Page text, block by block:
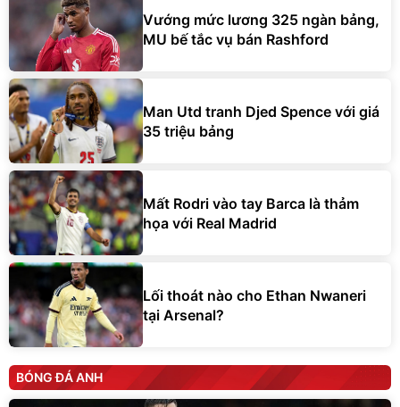
Vướng mức lương 325 ngàn bảng,
MU bế tắc vụ bán Rashford
Man Utd tranh Djed Spence với giá
35 triệu bảng
Mất Rodri vào tay Barca là thảm
họa với Real Madrid
Lối thoát nào cho Ethan Nwaneri
tại Arsenal?
BÓNG ĐÁ ANH